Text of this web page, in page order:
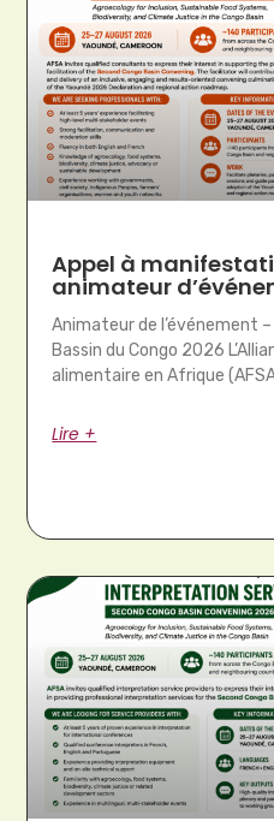
Appel à
animateur
Animateur de l’événement
Bassin du Congo 2026
alimentaire en Afrique
Lire +